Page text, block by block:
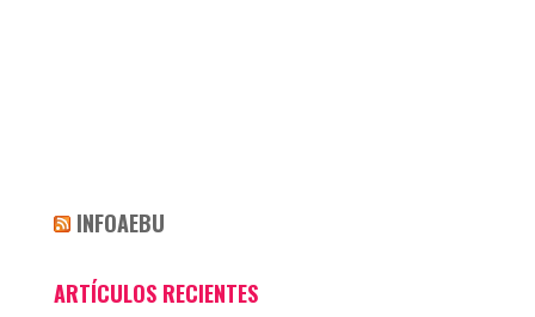
INFOAEBU
ARTÍCULOS RECIENTES